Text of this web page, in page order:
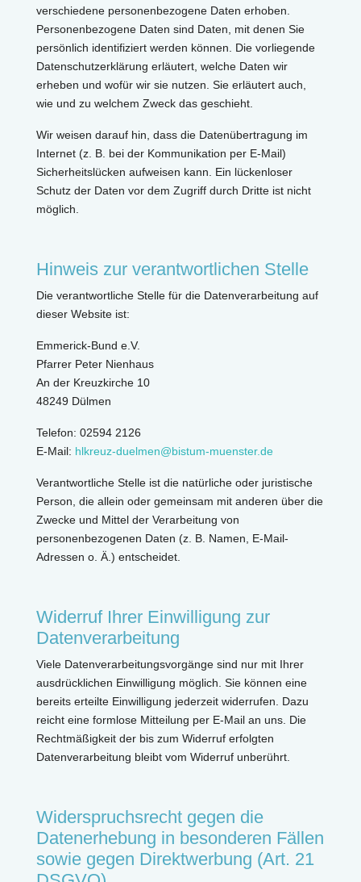
verschiedene personenbezogene Daten erhoben.
Personenbezogene Daten sind Daten, mit denen Sie
persönlich identifiziert werden können. Die vorliegende
Datenschutzerklärung erläutert, welche Daten wir
erheben und wofür wir sie nutzen. Sie erläutert auch,
wie und zu welchem Zweck das geschieht.
Wir weisen darauf hin, dass die Datenübertragung im
Internet (z. B. bei der Kommunikation per E-Mail)
Sicherheitslücken aufweisen kann. Ein lückenloser
Schutz der Daten vor dem Zugriff durch Dritte ist nicht
möglich.
Hinweis zur verantwortlichen Stelle
Die verantwortliche Stelle für die Datenverarbeitung auf
dieser Website ist:
Emmerick-Bund e.V.
Pfarrer Peter Nienhaus
An der Kreuzkirche 10
48249 Dülmen
Telefon: 02594 2126
E-Mail: hlkreuz-duelmen@bistum-muenster.de
Verantwortliche Stelle ist die natürliche oder juristische
Person, die allein oder gemeinsam mit anderen über die
Zwecke und Mittel der Verarbeitung von
personenbezogenen Daten (z. B. Namen, E-Mail-
Adressen o. Ä.) entscheidet.
Widerruf Ihrer Einwilligung zur
Datenverarbeitung
Viele Datenverarbeitungsvorgänge sind nur mit Ihrer
ausdrücklichen Einwilligung möglich. Sie können eine
bereits erteilte Einwilligung jederzeit widerrufen. Dazu
reicht eine formlose Mitteilung per E-Mail an uns. Die
Rechtmäßigkeit der bis zum Widerruf erfolgten
Datenverarbeitung bleibt vom Widerruf unberührt.
Widerspruchsrecht gegen die
Datenerhebung in besonderen Fällen
sowie gegen Direktwerbung (Art. 21